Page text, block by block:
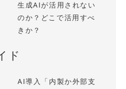
生成AIが活用されない
のか？どこで活用すべ
きか？
ド
AI導入「内製か外部支